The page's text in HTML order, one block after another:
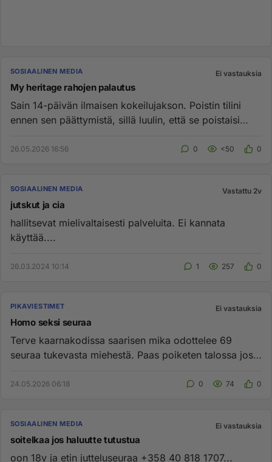
SOSIAALINEN MEDIA Ei vastauksia
My heritage rahojen palautus
Sain 14-päivän ilmaisen kokeilujakson. Poistin tilini
ennen sen päättymistä, sillä luulin, että se poistaisi
26.05.2026 16:56 0 <50 0
SOSIAALINEN MEDIA Vastattu 2v
jutskut ja cia
hallitsevat mielivaltaisesti palveluita. Ei kannata
käyttää....
26.03.2024 10:14 1 257 0
PIKAVIESTIMET Ei vastauksia
Homo seksi seuraa
Terve kaarnakodissa saarisen mika odottelee 69
seuraa tukevasta miehestä. Paas poiketen talossa jos
24.05.2026 06:18 0 74 0
SOSIAALINEN MEDIA Ei vastauksia
soitelkaa jos haluutte tutustua
oon 18v ja etin jutteluseuraa +358 40 818 1707...